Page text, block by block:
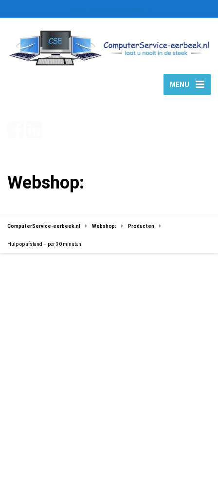
MENU
Webshop:
ComputerService-eerbeek.nl Webshop: Producten
Hulp op afstand – per 30 minuten